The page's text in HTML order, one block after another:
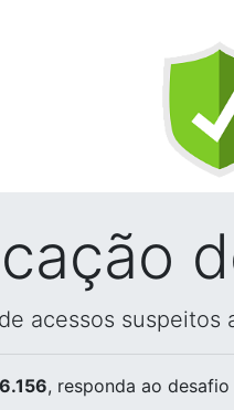
acessos suspeitos
, responda ao desafio